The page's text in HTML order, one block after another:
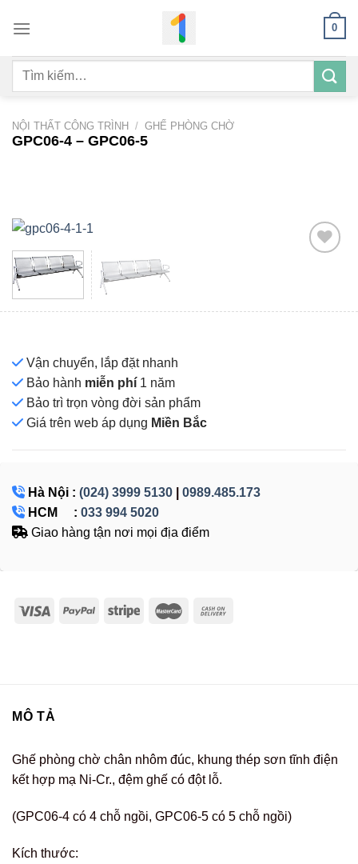
qua
dung
0
Tìm
NỘI THẤT CÔNG TRÌNH / GHẾ PHÒNG CHỜ
GPC06-4 – GPC06-5
wishlist
Vận chuyển, lắp đặt nhanh
Bảo hành miễn phí 1 năm
Bảo trì trọn vòng đời sản phẩm
Giá trên web áp dụng Miền Bắc
Hà Nội : (024) 3999 5130
0989.485.173
HCM : 033 994 5020
Giao hàng tận nơi mọi địa điểm
MÔ TẢ
Ghế phòng chờ chân nhôm đúc, khung thép sơn tĩnh điện
kết hợp mạ Ni-Cr., đệm ghế có đột lỗ.
(GPC06-4 có 4 chỗ ngồi, GPC06-5 có 5 chỗ ngồi)
Kích thước: